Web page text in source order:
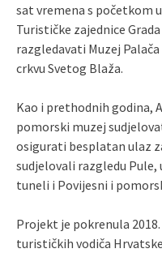
sat vremena s početkom
Turističke zajednice
razgledavati Muzej
crkvu Svetog Blaža.
Kao i prethodnih godina,
pomorski muzej
osigurati besplatan ulaz
sudjelovali razgledu Pule,
tuneli i Povijesni i
Projekt je pokrenula
turističkih vodiča